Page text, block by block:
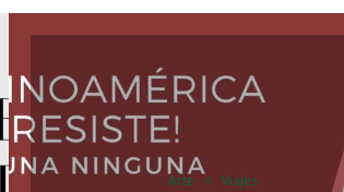
Arte Viajes